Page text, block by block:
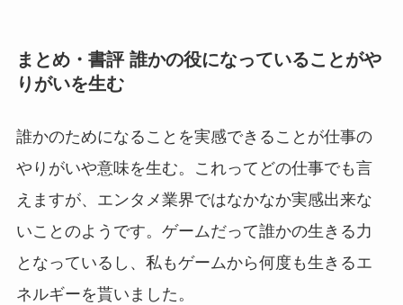
まとめ・書評 誰かの役になっていることがや
りがいを生む
誰かのためになることを実感できることが仕事の
やりがいや意味を生む。これってどの仕事でも言
えますが、エンタメ業界ではなかなか実感出来な
いことのようです。ゲームだって誰かの生きる力
となっているし、私もゲームから何度も生きるエ
ネルギーを貰いました。